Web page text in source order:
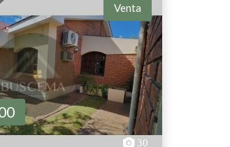
Venta
30